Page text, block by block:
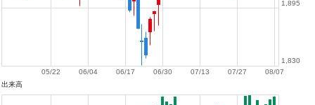
08/07
07/27
07/13
06/30
06/17
06/04
05/22
1,830
1,895
出来高